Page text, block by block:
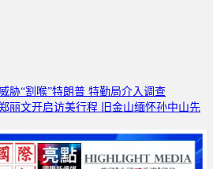
胁“割喉”特朗普 特勤局介入调查
丽文开启访美行程 旧金山缅怀孙中山先